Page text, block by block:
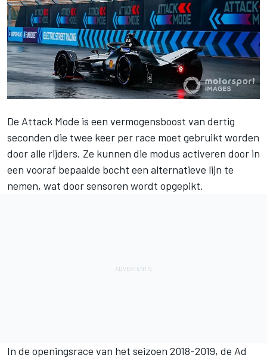
De Attack Mode is een vermogensboost van dertig
seconden die twee keer per race moet gebruikt worden
door alle rijders. Ze kunnen die modus activeren door in
een vooraf bepaalde bocht een alternatieve lijn te
nemen, wat door sensoren wordt opgepikt.
In de openingsrace van het seizoen 2018-2019, de Ad